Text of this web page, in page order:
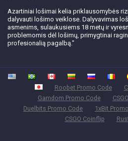
Azartiniai lošimai kelia priklausomybės
dalyvauti lošimo veiklose. Dalyvavimas
asmenims, sulaukusiems 18 metų ir
problemomis dėl lošimų, primygtinai
profesionalią pagalbą."
Roobet Promo Code
Gamdom Promo Code
Duelbits Promo Code
1xBit
CSGO Coinflip